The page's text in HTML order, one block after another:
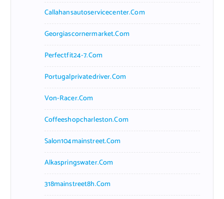
Callahansautoservicecenter.com
Georgiascornermarket.com
Perfectfit24-7.com
Portugalprivatedriver.com
Von-Racer.com
Coffeeshopcharleston.com
Salon104mainstreet.com
Alkaspringswater.com
318mainstreet8h.com